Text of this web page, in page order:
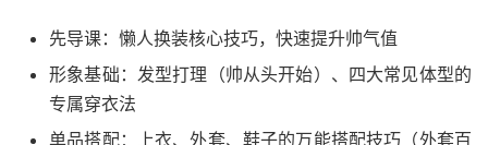
先导课：懒人换装核心技巧，快速提升帅气值
形象基础：发型打理（帅从头开始）、四大常见体型的
专属穿衣法
单品搭配：上衣、外套、鞋子的万能搭配技巧（外套百